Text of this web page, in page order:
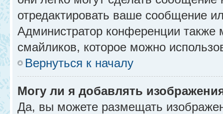
отредактировать ваше сообщение
Администратор конференции также
смайликов, которое можно
Вернуться к началу
Могу ли я добавлять
Да, вы можете размещать